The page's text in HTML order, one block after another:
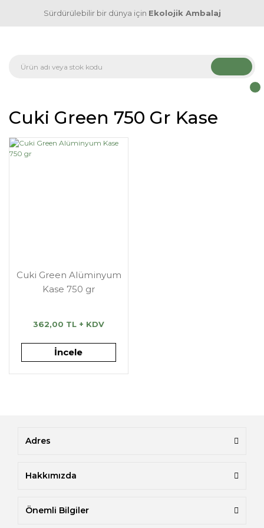
Sürdürülebilir bir dünya için Ekolojik Ambalaj
Cuki Green 750 Gr Kase
Cuki Green Alüminyum
Kase 750 gr
362,00 TL + KDV
İncele
Adres
Hakkımızda
Önemli Bilgiler